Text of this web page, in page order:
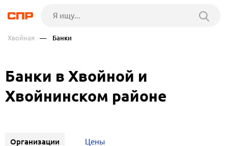
Хвойная — Банки
Банки в Хвойной и
Хвойнинском районе
Организации Цены